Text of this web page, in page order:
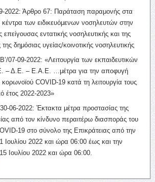
2022: Άρθρο 67: Παράταση παραμονής στα
κέντρα των ειδικευόμενων νοσηλευτών στην
επείγουσας εντατικής νοσηλευτικής και της
δημόσιας υγείας/κοινοτικής νοσηλευτικής
07-09-2022: «Λειτουργία των εκπαιδευτικών
– Δ.Ε. – Ε.Α.Ε. …μέτρα για την αποφυγή
κορωνοϊού COVID-19 κατά τη λειτουργία τους
έτος 2022-2023»
06-2022: Έκτακτα μέτρα προστασίας της
από τον κίνδυνο περαιτέρω διασποράς του
19 στο σύνολο της Επικράτειας από την
Ιουλίου 2022 και ώρα 06:00 έως και την
Ιουλίου 2022 και ώρα 06:00.